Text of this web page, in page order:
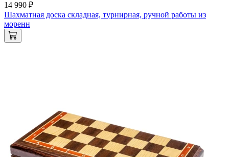
14 990 ₽
Шахматная доска складная, турнирная, ручной работы из
моренн